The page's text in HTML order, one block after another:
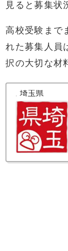
見ると募集状
高校受験まで
れた募集人員
択の大切な材
埼玉県